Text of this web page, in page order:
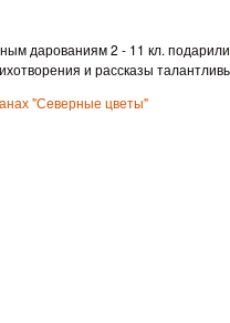
дарованиям 2 - 11 кл.
и рассказы
"Северные цветы"